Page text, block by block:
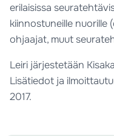
erilaisissa
kiinnostuneille nuorille
ohjaajat, muut
Leiri järjestetään
Lisätiedot ja
2017.